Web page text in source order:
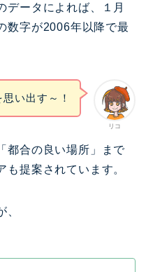
データによれば、１月
数字が2006年以降で最
リコ
い出す～！
都合の良い場所」まで
も提案されています。
、